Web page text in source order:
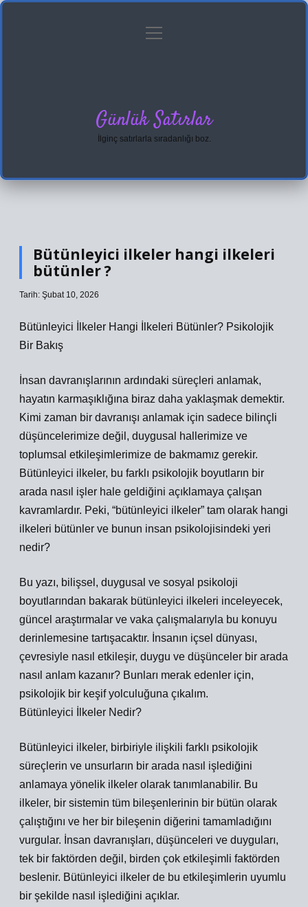
Gizlilik Politikası
menüyü
Günlük Satırlar
İlginç satırlarla sıradanlığı boz.
Bütünleyici ilkeler hangi ilkeleri
bütünler ?
Tarih: Şubat 10, 2026
Bütünleyici İlkeler Hangi İlkeleri Bütünler? Psikolojik
Bir Bakış
İnsan davranışlarının ardındaki süreçleri anlamak,
hayatın karmaşıklığına biraz daha yaklaşmak demektir.
Kimi zaman bir davranışı anlamak için sadece bilinçli
düşüncelerimize değil, duygusal hallerimize ve
toplumsal etkileşimlerimize de bakmamız gerekir.
Bütünleyici ilkeler, bu farklı psikolojik boyutların bir
arada nasıl işler hale geldiğini açıklamaya çalışan
kavramlardır. Peki, “bütünleyici ilkeler” tam olarak hangi
ilkeleri bütünler ve bunun insan psikolojisindeki yeri
nedir?
Bu yazı, bilişsel, duygusal ve sosyal psikoloji
boyutlarından bakarak bütünleyici ilkeleri inceleyecek,
güncel araştırmalar ve vaka çalışmalarıyla bu konuyu
derinlemesine tartışacaktır. İnsanın içsel dünyası,
çevresiyle nasıl etkileşir, duygu ve düşünceler bir arada
nasıl anlam kazanır? Bunları merak edenler için,
psikolojik bir keşif yolculuğuna çıkalım.
Bütünleyici İlkeler Nedir?
Bütünleyici ilkeler, birbiriyle ilişkili farklı psikolojik
süreçlerin ve unsurların bir arada nasıl işlediğini
anlamaya yönelik ilkeler olarak tanımlanabilir. Bu
ilkeler, bir sistemin tüm bileşenlerinin bir bütün olarak
çalıştığını ve her bir bileşenin diğerini tamamladığını
vurgular. İnsan davranışları, düşünceleri ve duyguları,
tek bir faktörden değil, birden çok etkileşimli faktörden
beslenir. Bütünleyici ilkeler de bu etkileşimlerin uyumlu
bir şekilde nasıl işlediğini açıklar.